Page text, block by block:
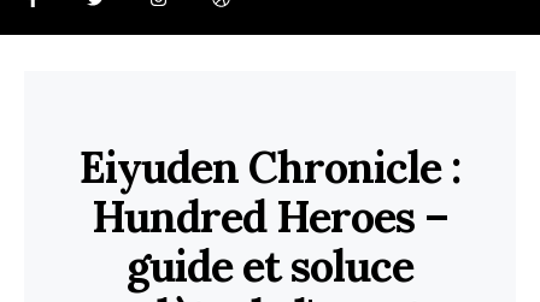
Eiyuden Chronicle :
Hundred Heroes –
guide et soluce